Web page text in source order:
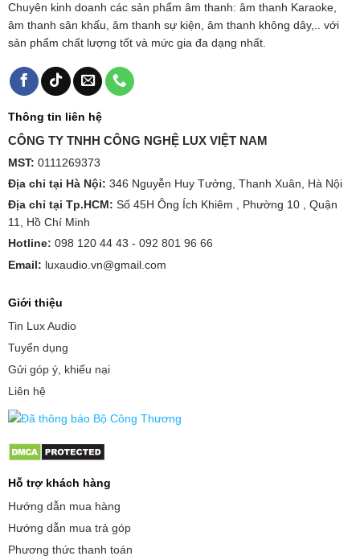
Chuyên kinh doanh các sản phẩm âm thanh: âm thanh Karaoke,
âm thanh sân khấu, âm thanh sự kiện, âm thanh không dây,.. với
sản phẩm chất lượng tốt và mức gia đa dạng nhất.
Thông tin liên hệ
CÔNG TY TNHH CÔNG NGHỆ LUX VIỆT NAM
MST: 0111269373
Địa chỉ tại Hà Nội: 346 Nguyễn Huy Tưởng, Thanh Xuân, Hà Nội
Địa chỉ tại Tp.HCM: Số 45H Ông Ích Khiêm , Phường 10 , Quận
11, Hồ Chí Minh
Hotline: 098 120 44 43 - 092 801 96 66
Email: luxaudio.vn@gmail.com
Giới thiệu
Tin Lux Audio
Tuyển dụng
Gửi góp ý, khiếu nại
Liên hệ
Hỗ trợ khách hàng
Hướng dẫn mua hàng
Hướng dẫn mua trả góp
Phương thức thanh toán